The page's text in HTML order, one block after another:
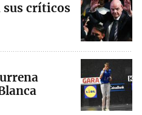
sus críticos